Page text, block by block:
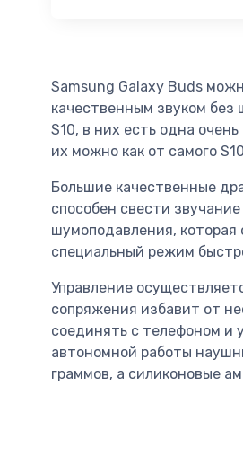
Samsung Galaxy Buds
качественным звуком без
S10, в них есть одна
их можно как от самого
Большие качественные
способен свести
шумоподавления, которая
специальный режим
Управление
сопряжения избавит от
соединять с телефоном и
автономной работы
граммов, а силиконовые